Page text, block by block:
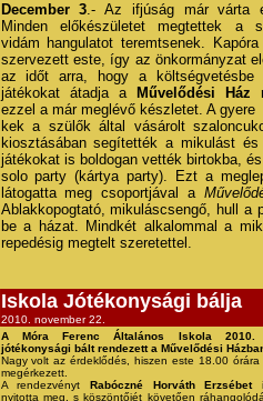
December 3.- Az ifjúság már várta
Minden előkészületet megtettek a
vidám hangulatot teremtsenek.
szervezett este, így az önkormányzat
az időt arra, hogy a költségvetésbe
játékokat átadja a
Művelődési Ház
ezzel a már meglévő készletet. A gyere
kek a szülők által vásárolt
kiosztásában segítették a mikulást
játékokat is boldogan vették birtokba,
solo party (kártya party). Ezt a
látogatta meg csoportjával a
Ablakkopogtató, mikuláscsengő, hull a
be a házat. Mindkét alkalommal a
repedésig megtelt szeretettel.
Iskola Jótékonysági bálja
2010. november 22.
A Móra Ferenc Általános Iskola 2010.
jótékonysági bált rendezett a Művelődési
Nagy volt az érdeklődés, hiszen este 18.00
megérkezett.
A rendezvényt Rabóczné Horváth Erzsébet
nyitotta meg, s köszöntőjét követően